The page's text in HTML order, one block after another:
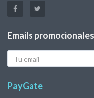
Emails promocionales
eMail
PayGate